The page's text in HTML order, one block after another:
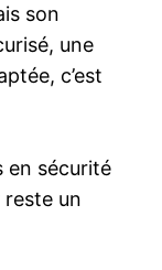
son
une
c’est
en sécurité
reste un